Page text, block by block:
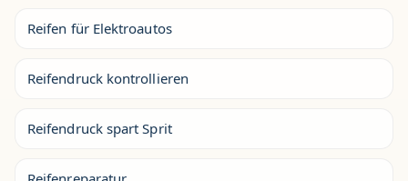
Reifen für Elektroautos
Reifendruck kontrollieren
Reifendruck spart Sprit